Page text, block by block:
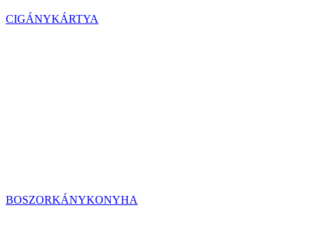
CIGÁNYKÁRTYA
BOSZORKÁNYKONYHA